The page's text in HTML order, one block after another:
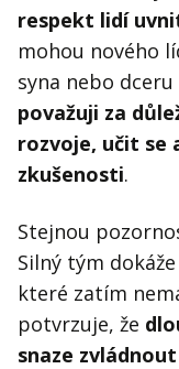
respekt lidí
mohou nového
syna nebo
považuji za
rozvoje, učit se
zkušenosti.
Stejnou
Silný tým
které zatím
potvrzuje, že
snaze